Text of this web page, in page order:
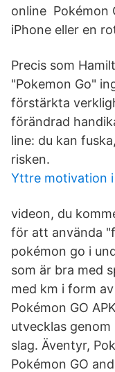
online Pokémon
iPhone eller en
Precis som
"Pokemon Go"
förstärkta
förändrad
line: du kan
risken.
Yttre motivation i
videon, du
för att använda
pokémon go i
som är bra med
med km i form
Pokémon GO
utvecklas
slag. Äventyr,
Pokémon GO